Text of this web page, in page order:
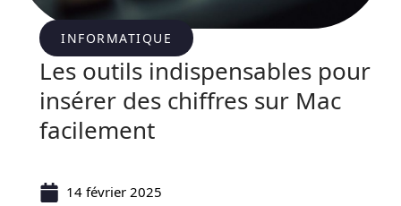
INFORMATIQUE
Les outils indispensables pour
insérer des chiffres sur Mac
facilement
14 février 2025